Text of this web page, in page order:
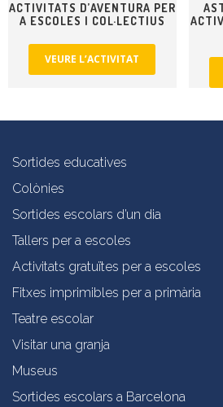
ACTIVITATS D’AVENTURA PER
A ESCOLES I COL·LECTIUS
VEURE L’ACTIVITAT
Sortides educatives
Colònies
Sortides escolars d’un dia
Tallers per a escoles
Activitats gratuïtes per a escoles
Fitxes imprimibles per a primària
Teatre escolar
Visitar una granja
Museus
Sortides escolars a Barcelona